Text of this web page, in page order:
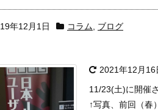
年12月1日 コラム ブログ
2021年12月16
11/23(土)に開催
↑写真、前回（春